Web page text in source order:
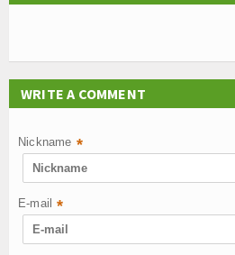
WRITE A COMMENT
Nickname *
E-mail *